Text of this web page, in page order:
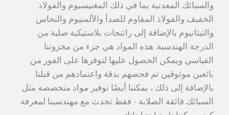
والسبائك المعدنية بما في ذلك المغنيسيوم والفولاذ
الخفيف والفولاذ المقاوم للصدأ والألمنيوم والنحاس
والتيتانيوم بالإضافة إلى راتنجات بلاستيكية صلبة من
الدرجة الهندسية. هذه المواد هي جزء من مخزوننا
القياسي ويمكن الحصول عليها لتوفرها على الفور من
بائعين موثوقين تم فحصهم بدقة واعتمادهم من قبلنا.
بالإضافة إلى ذلك ، يمكننا أيضًا توفير مواد متخصصة مثل
السبائك فائقة الصلابة - فقط تحدث مع مهندسينا لمعرفة